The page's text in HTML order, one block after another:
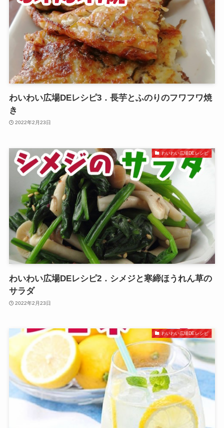
わいわい広場DEレシピ3．長芋とふのりのフワフワ焼
き
2022年2月23日
わいわい広場DEレシピ
わいわい広場DEレシピ2．シメジと寒締ほうれん草の
サラダ
2022年2月23日
わいわい広場DEレシピ